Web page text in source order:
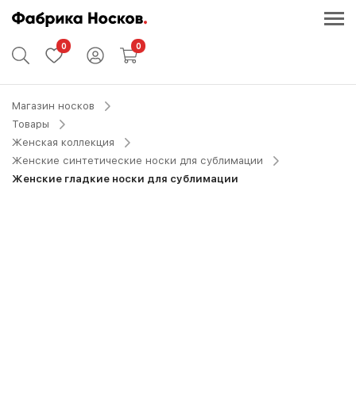
0 0
Магазин носков
Товары
Женская коллекция
Женские синтетические носки для сублимации
Женские гладкие носки для сублимации